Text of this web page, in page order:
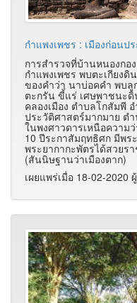
กำแพงเพชร : เมืองก่อนป
การสำรวจที่บ้านหนองกอ
กำแพงเพชร พบตะเกียงดิ
ของคำว่า นาบ่อคคำ พบลู
ตะกรัน ขี้แร่ เศษพาชนะ
คลองเมือง ตำบลโกสัมพี
ประวัติศาสตร์มากมาย ต
ในพงศาวดารเหนือความ
10 ปีระกาสัมฤทธิศก มีพ
พระยากากะพัตรได้สวยร
(สันนิษฐานว่าเมืองตาก)
เผยแพร่เมื่อ 18-02-2020